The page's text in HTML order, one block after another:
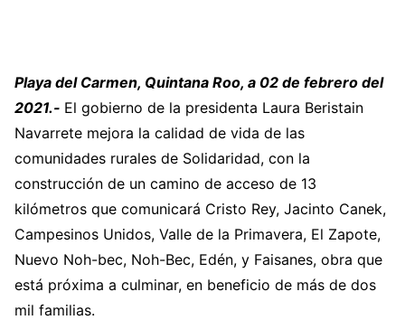
Playa del Carmen, Quintana Roo, a 02 de febrero del
2021.- El gobierno de la presidenta Laura Beristain
Navarrete mejora la calidad de vida de las
comunidades rurales de Solidaridad, con la
construcción de un camino de acceso de 13
kilómetros que comunicará Cristo Rey, Jacinto Canek,
Campesinos Unidos, Valle de la Primavera, El Zapote,
Nuevo Noh-bec, Noh-Bec, Edén, y Faisanes, obra que
está próxima a culminar, en beneficio de más de dos
mil familias.